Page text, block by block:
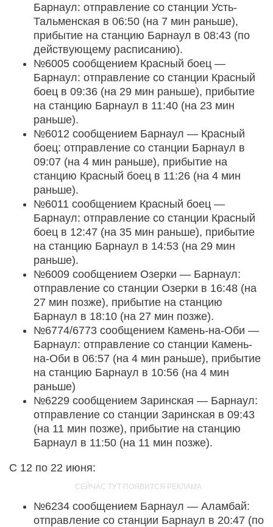
Барнаул: отправление со станции Усть-
Тальменская в 06:50 (на 7 мин раньше),
прибытие на станцию Барнаул в 08:43 (по
действующему расписанию).
№6005 сообщением Красный боец —
Барнаул: отправление со станции Красный
боец в 09:36 (на 29 мин раньше), прибытие
на станцию Барнаул в 11:40 (на 23 мин
раньше).
№6012 сообщением Барнаул — Красный
боец: отправление со станции Барнаул в
09:07 (на 4 мин раньше), прибытие на
станцию Красный боец в 11:26 (на 4 мин
раньше).
№6011 сообщением Красный боец —
Барнаул: отправление со станции Красный
боец в 12:47 (на 35 мин раньше), прибытие
на станцию Барнаул в 14:53 (на 29 мин
раньше).
№6009 сообщением Озерки — Барнаул:
отправление со станции Озерки в 16:48 (на
27 мин позже), прибытие на станцию
Барнаул в 18:10 (на 27 мин позже).
№6774/6773 сообщением Камень-на-Оби —
Барнаул: отправление со станции Камень-
на-Оби в 06:57 (на 4 мин раньше), прибытие
на станцию Барнаул в 10:56 (на 4 мин
раньше)
№6229 сообщением Заринская — Барнаул:
отправление со станции Заринская в 09:43
(на 11 мин позже), прибытие на станцию
Барнаул в 11:50 (на 11 мин позже).
С 12 по 22 июня:
№6234 сообщением Барнаул — Аламбай:
отправление со станции Барнаул в 20:47 (по